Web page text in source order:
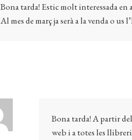
Bona tarda! Estic molt interessada en
Al mes de març ja serà a la venda o us
Bona tarda! A partir
web i a totes les